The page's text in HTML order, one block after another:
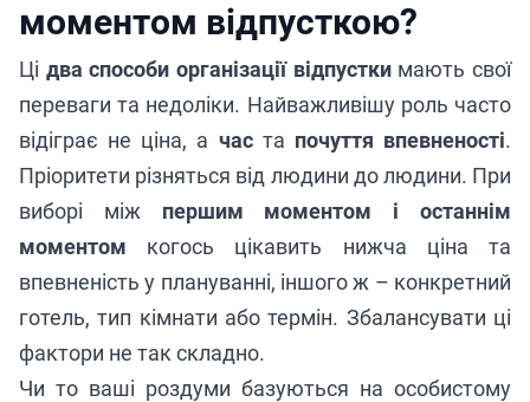
моментом відпусткою?
Ці два способи організації відпусткимають свої
переваги та недоліки. Найважливішу роль часто
відіграє не ціна, а час та почуття впевненості.
Пріоритети різняться від людини до людини. При
виборі між першим моментом і останнім
моментом когось цікавить нижча ціна та
впевненість у плануванні, іншого ж – конкретний
готель, тип кімнати або термін. Збалансувати ці
фактори не так складно.
Чи то ваші роздуми базуються на особистому